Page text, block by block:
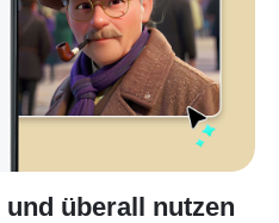
überall nutzen